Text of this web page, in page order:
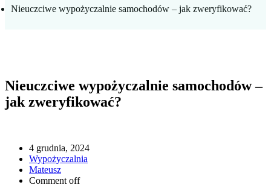
Nieuczciwe wypożyczalnie samochodów – jak zweryfikować?
Nieuczciwe wypożyczalnie samochodów –
jak zweryfikować?
4 grudnia, 2024
Wypożyczalnia
Mateusz
Comment off